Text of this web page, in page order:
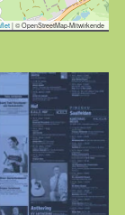
| © OpenStreetMap-Mitwirkende